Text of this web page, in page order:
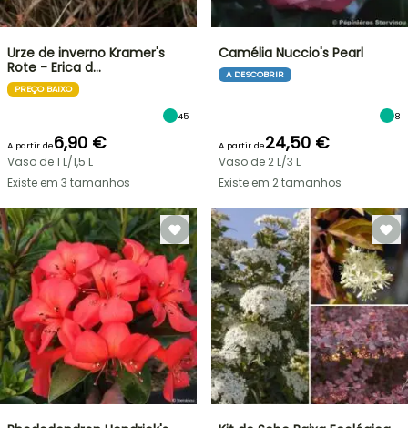
Urze de inverno Kramer's
Rote - Erica d…
PREÇO BAIXO
45
A partir de6,90 €
Vaso de 1 L/1,5 L
Existe em 3 tamanhos
Camélia Nuccio's Pearl
A DESCOBRIR
8
A partir de24,50 €
Vaso de 2 L/3 L
Existe em 2 tamanhos